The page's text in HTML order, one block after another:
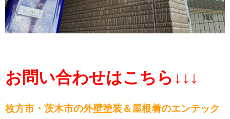
お問い合わせはこちら↓↓↓
枚方市・茨木市の外壁塗装＆屋根着のエンテック